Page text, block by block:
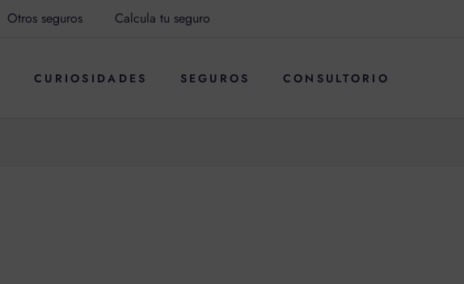
Otros seguros Calcula tu seguro
CURIOSIDADES SEGUROS CONSULTORIO